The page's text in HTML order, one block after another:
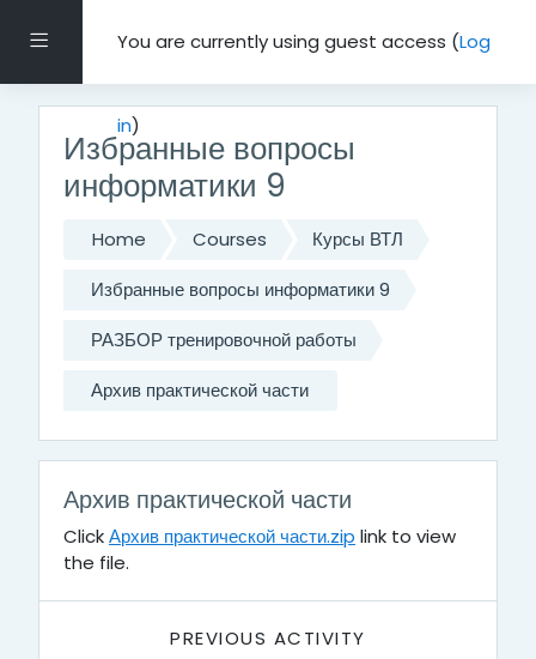
Side panelYou are currently using guest access (Log
in)
Избранные вопросы
информатики 9
Home Courses
Курсы ВТЛ
Избранные вопросы информатики 9
РАЗБОР тренировочной работы
Архив практической части
Архив практической части
ClickАрхив практической части.zip link to view
the file.
PREVIOUS ACTIVITY